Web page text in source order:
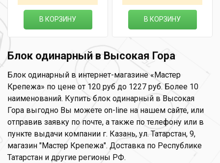
В КОРЗИНУ В КОРЗИНУ
Блок одинарный в Высокая Гора
Блок одинарный в интернет-магазине «Мастер
Крепежа» по цене от 120 руб до 1227 руб. Более 10
наименований. Купить блок одинарный в Высокая
Гора выгодно Вы можете on-line на нашем сайте, или
отправив заявку по почте, а также по телефону или в
пункте выдачи компании г. Казань, ул. Татарстан, 9,
магазин "Мастер Крепежа". Доставка по Республике
Татарстан и другие регионы РФ.